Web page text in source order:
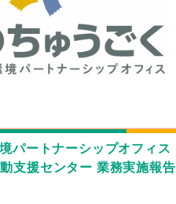
パートナーシップオフィス
支援センター 業務実施報告